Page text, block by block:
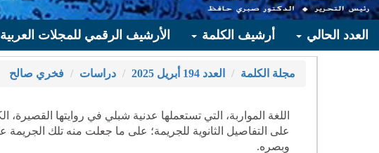
العدد الحالي أرشيف الكلمة الأرشيف الرقمي للمجلات العربية
مجلة الكلمة العدد 194 أبريل 2025 دراسات فخري صالح
اللغة المواربة، التي تستعملها عدنية شبلي في روايتها
على التفاصيل الثانوية للجريمة؛ على ما جعلت منه تلك
وبصره.